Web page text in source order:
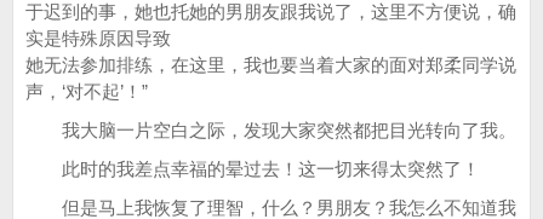
于迟到的事，她也托她的男朋友跟我说了，这里不方便说，确
实是特殊原因导致
她无法参加排练，在这里，我也要当着大家的面对郑柔同学说
声，‘对不起’！”
我大脑一片空白之际，发现大家突然都把目光转向了我。
此时的我差点幸福的晕过去！这一切来得太突然了！
但是马上我恢复了理智，什么？男朋友？我怎么不知道我